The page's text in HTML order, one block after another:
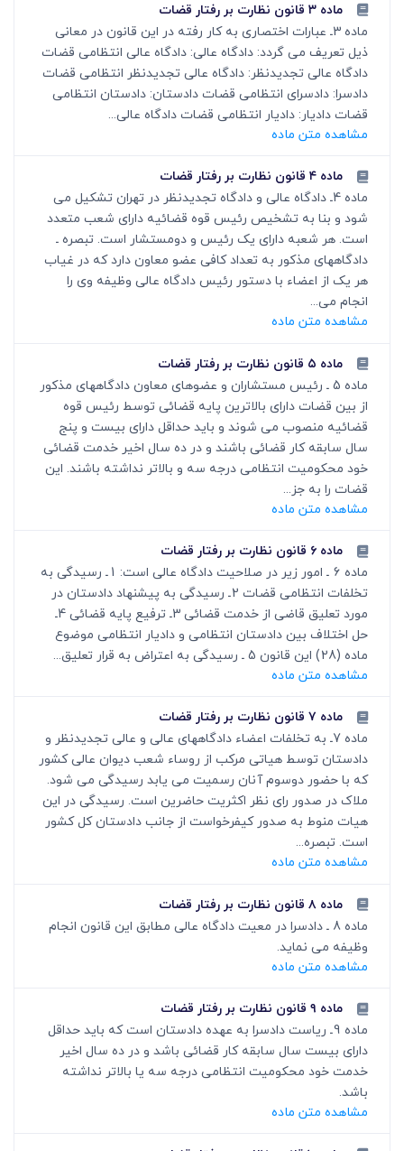
ماده ۳ قانون نظارت بر رفتار قضات
ماده 3ـ عبارات اختصاری به کار رفته در این قانون در معانی
ذیل تعریف می گردد: دادگاه عالی: دادگاه عالی انتظامی قضات
دادگاه عالی تجدیدنظر: دادگاه عالی تجدیدنظر انتظامی قضات
دادسرا: دادسرای انتظامی قضات دادستان: دادستان انتظامی
قضات دادیار: دادیار انتظامی قضات دادگاه عالی...
مشاهده متن ماده
ماده ۴ قانون نظارت بر رفتار قضات
ماده 4ـ دادگاه عالی و دادگاه تجدیدنظر در تهران تشکیل می
شود و بنا به تشخیص رئیس قوه قضائیه دارای شعب متعدد
است. هر شعبه دارای یک رئیس و دومستشار است. تبصره ـ
دادگاههای مذکور به تعداد کافی عضو معاون دارد که در غیاب
هر یک از اعضاء با دستور رئیس دادگاه عالی وظیفه وی را
انجام می...
مشاهده متن ماده
ماده ۵ قانون نظارت بر رفتار قضات
ماده 5 ـ رئیس مستشاران و عضوهای معاون دادگاههای مذکور
از بین قضات دارای بالاترین پایه قضائی توسط رئیس قوه
قضائیه منصوب می شوند و باید حداقل دارای بیست و پنج
سال سابقه کار قضائی باشند و در ده سال اخیر خدمت قضائی
خود محکومیت انتظامی درجه سه و بالاتر نداشته باشند. این
قضات را به جز...
مشاهده متن ماده
ماده ۶ قانون نظارت بر رفتار قضات
ماده 6 ـ امور زیر در صلاحیت دادگاه عالی است: 1ـ رسیدگی به
تخلفات انتظامی قضات 2ـ رسیدگی به پیشنهاد دادستان در
مورد تعلیق قاضی از خدمت قضائی 3ـ ترفیع پایه قضائی 4ـ
حل اختلاف بین دادستان انتظامی و دادیار انتظامی موضوع
ماده (28) این قانون 5 ـ رسیدگی به اعتراض به قرار تعلیق...
مشاهده متن ماده
ماده ۷ قانون نظارت بر رفتار قضات
ماده 7ـ به تخلفات اعضاء دادگاههای عالی و عالی تجدیدنظر و
دادستان توسط هیاتی مرکب از روساء شعب دیوان عالی کشور
که با حضور دوسوم آنان رسمیت می یابد رسیدگی می شود.
ملاک در صدور رای نظر اکثریت حاضرین است. رسیدگی در این
هیات منوط به صدور کیفرخواست از جانب دادستان کل کشور
است. تبصره...
مشاهده متن ماده
ماده ۸ قانون نظارت بر رفتار قضات
ماده 8 ـ دادسرا در معیت دادگاه عالی مطابق این قانون انجام
وظیفه می نماید.
مشاهده متن ماده
ماده ۹ قانون نظارت بر رفتار قضات
ماده 9ـ ریاست دادسرا به عهده دادستان است که باید حداقل
دارای بیست سال سابقه کار قضائی باشد و در ده سال اخیر
خدمت خود محکومیت انتظامی درجه سه یا بالاتر نداشته
باشد.
مشاهده متن ماده